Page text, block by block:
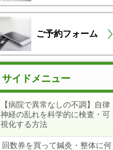
ご予約フォーム
サイドメニュー
【病院で異常なしの不調】自律
神経の乱れを科学的に検査・可
視化する方法
回数券を買って鍼灸・整体に何